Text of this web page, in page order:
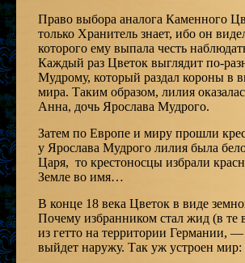
Право выбора аналога Каменного
только Хранитель знает, ибо он
которого ему выпала честь
Каждый раз Цветок выглядит по-
Мудрому, который раздал короны в
мира. Таким образом, лилия
Анна, дочь Ярослава Мудрого.
Затем по Европе и миру прошли
у Ярослава Мудрого лилия была
Царя, то крестоносцы избрали
Земле во имя…
В конце 18 века Цветок в виде
Почему избранником стал жид (в те
из гетто на территории Германии,
выйдет наружу. Так уж устроен мир: